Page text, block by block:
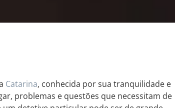
Catarina, conhecida por sua tranquilidade e
problemas e questões que necessitam de